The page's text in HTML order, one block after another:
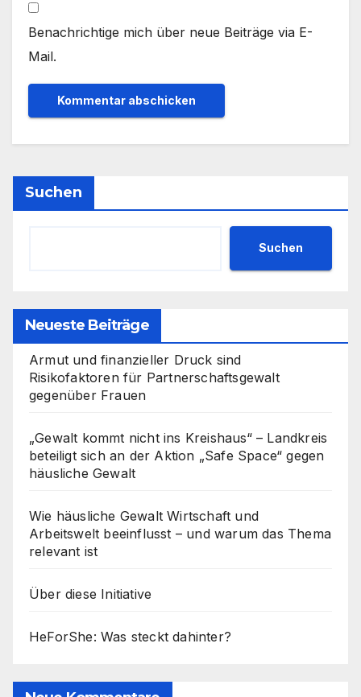
Benachrichtige mich über neue Beiträge via E-
Mail.
Suchen
Suchen
Neueste Beiträge
Armut und finanzieller Druck sind
Risikofaktoren für Partnerschaftsgewalt
gegenüber Frauen
„Gewalt kommt nicht ins Kreishaus“ – Landkreis
beteiligt sich an der Aktion „Safe Space“ gegen
häusliche Gewalt
Wie häusliche Gewalt Wirtschaft und
Arbeitswelt beeinflusst – und warum das Thema
relevant ist
Über diese Initiative
HeForShe: Was steckt dahinter?